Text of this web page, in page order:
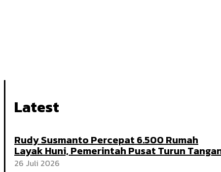
Latest
Rudy Susmanto Percepat 6.500 Rumah
Layak Huni, Pemerintah Pusat Turun
26 Juli 2026